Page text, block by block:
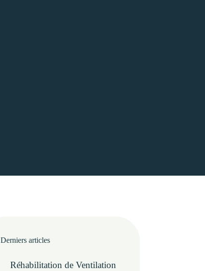
Derniers articles
Réhabilitation de Ventilation